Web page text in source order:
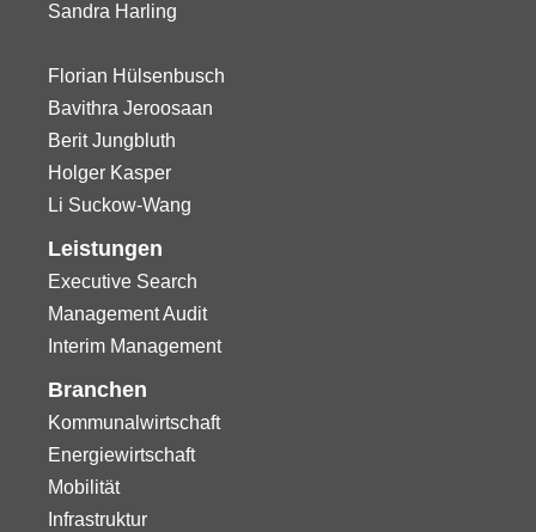
Sandra Harling
Florian Hülsenbusch
Bavithra Jeroosaan
Berit Jungbluth
Holger Kasper
Li Suckow-Wang
Leistungen
Executive Search
Management Audit
Interim Management
Branchen
Kommunalwirtschaft
Energiewirtschaft
Mobilität
Infrastruktur